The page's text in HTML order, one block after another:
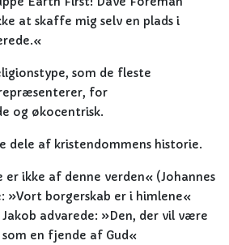
at skaffe mig selv en plads i
som de fleste
for
og økocentrisk.
dele af kristendommens historie.
er ikke af denne verden« (Johannes
»Vort borgerskab er i himlene«
advarede: »Den, der vil være
en fjende af Gud«